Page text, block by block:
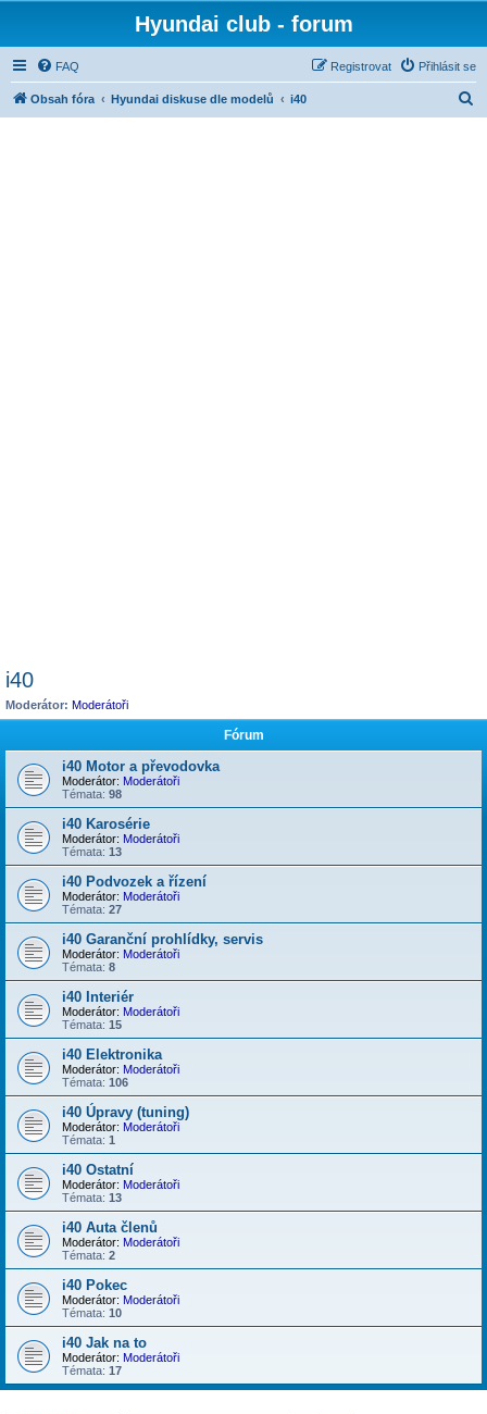
Hyundai club - forum
FAQ Přihlásit se
Registrovat
Obsah fóra Hyundai diskuse dle modelů i40
i40
Moderátor: Moderátoři
Fórum
i40 Motor a převodovka
Moderátor: Moderátoři
Témata: 98
i40 Karosérie
Moderátor: Moderátoři
Témata: 13
i40 Podvozek a řízení
Moderátor: Moderátoři
Témata: 27
i40 Garanční prohlídky, servis
Moderátor: Moderátoři
Témata: 8
i40 Interiér
Moderátor: Moderátoři
Témata: 15
i40 Elektronika
Moderátor: Moderátoři
Témata: 106
i40 Úpravy (tuning)
Moderátor: Moderátoři
Témata: 1
i40 Ostatní
Moderátor: Moderátoři
Témata: 13
i40 Auta členů
Moderátor: Moderátoři
Témata: 2
i40 Pokec
Moderátor: Moderátoři
Témata: 10
i40 Jak na to
Moderátor: Moderátoři
Témata: 17